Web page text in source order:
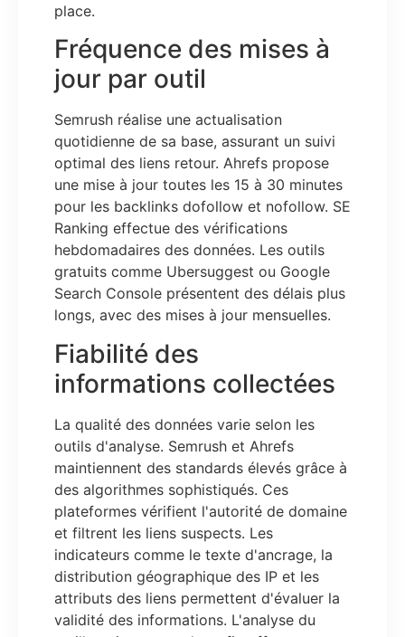
place.
Fréquence des mises à
jour par outil
Semrush réalise une actualisation
quotidienne de sa base, assurant un suivi
optimal des liens retour. Ahrefs propose
une mise à jour toutes les 15 à 30 minutes
pour les backlinks dofollow et nofollow. SE
Ranking effectue des vérifications
hebdomadaires des données. Les outils
gratuits comme Ubersuggest ou Google
Search Console présentent des délais plus
longs, avec des mises à jour mensuelles.
Fiabilité des
informations collectées
La qualité des données varie selon les
outils d'analyse. Semrush et Ahrefs
maintiennent des standards élevés grâce à
des algorithmes sophistiqués. Ces
plateformes vérifient l'autorité de domaine
et filtrent les liens suspects. Les
indicateurs comme le texte d'ancrage, la
distribution géographique des IP et les
attributs des liens permettent d'évaluer la
validité des informations. L'analyse du